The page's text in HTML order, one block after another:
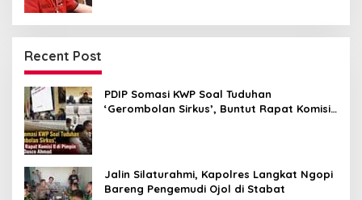
Recent Post
PDIP Somasi KWP Soal Tuduhan
‘Gerombolan Sirkus’, Buntut Rapat Komisi
Jalin Silaturahmi, Kapolres Langkat Ngopi
Bareng Pengemudi Ojol di Stabat